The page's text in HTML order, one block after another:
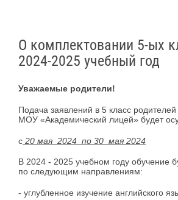
О комплектовании 5-ых
2024-2025 учебный год
Уважаемые родители!
Подача заявлений в 5 класс
МОУ «Академический лицей» будет
с 20 мая 2024 по 30 мая 2024
В 2024 - 2025 учебном году обучение
по следующим направлениям:
- углубленное изучение английского